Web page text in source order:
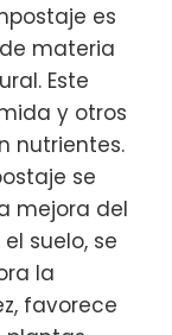
es
materia
Este
y otros
nutrientes.
se
mejora del
suelo, se
la
favorece